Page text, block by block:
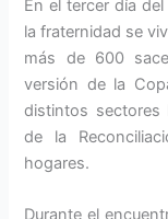
En el tercer día
la fraternidad se
más de 600
versión de la
distintos sectores
de la
hogares.
Durante el